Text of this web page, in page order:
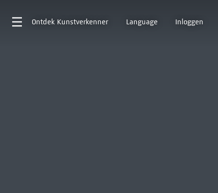
Ontdek Kunstverkenner Language Inloggen